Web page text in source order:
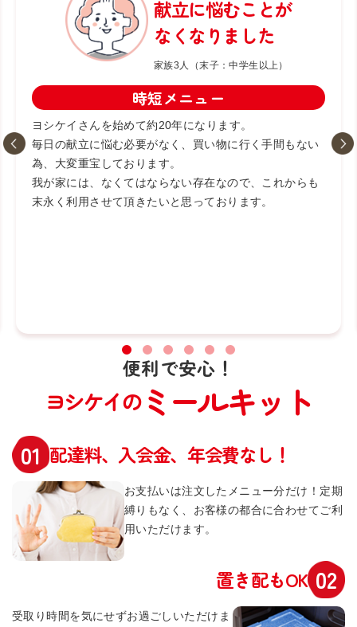
献立に悩むことが
なくなりました
家族3人（末子：中学生以上）
時短メニュー
ヨシケイさんを始めて約20年になります。
毎日の献立に悩む必要がなく、買い物に行く手間もない
為、大変重宝しております。
我が家には、なくてはならない存在なので、これからも
末永く利用させて頂きたいと思っております。
便利で安心！
ヨシケイのミールキット
配達料、入会金、年会費なし！
お支払いは注文したメニュー分だけ！定期
縛りもなく、お客様の都合に合わせてご利
用いただけます。
置き配もOK
受取り時間を気にせずお過ごしいただけま